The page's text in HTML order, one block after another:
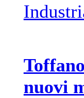
nuovi